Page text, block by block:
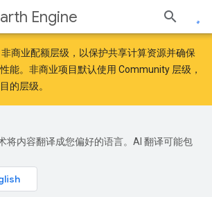
Engine
非商业配额层级 ，以保护共享计算资源并确保
能。非商业项目默认使用 Community 层级，
的层级。
将内容翻译成您偏好的语言。AI 翻译可能包